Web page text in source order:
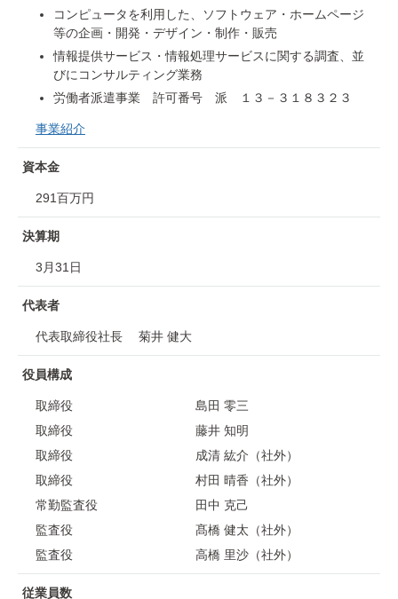
コンピュータを利用した、ソフトウェア・ホームページ
等の企画・開発・デザイン・制作・販売
情報提供サービス・情報処理サービスに関する調査、並
びにコンサルティング業務
労働者派遣事業 許可番号 派 １３－３１８３２３
事業紹介
資本金
291百万円
決算期
3月31日
代表者
代表取締役社長 菊井 健⼤
役員構成
取締役
島⽥ 零三
取締役
藤井 知明
取締役
成清 紘介（社外）
取締役
村⽥ 晴⾹（社外）
常勤監査役
田中 克己
監査役
髙橋 健太（社外）
監査役
高橋 里沙（社外）
従業員数